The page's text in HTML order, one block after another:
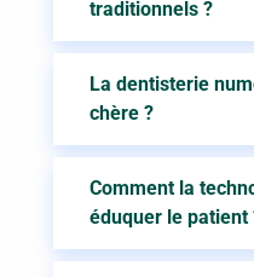
traditionnels ?
La dentisterie
chère ?
Comment la
éduquer le patient